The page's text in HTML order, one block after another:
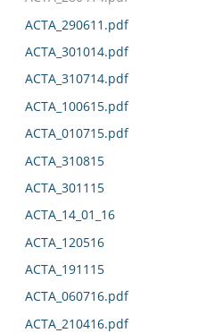
ACTA_290611.pdf
ACTA_301014.pdf
ACTA_310714.pdf
ACTA_100615.pdf
ACTA_010715.pdf
ACTA_310815
ACTA_301115
ACTA_14_01_16
ACTA_120516
ACTA_191115
ACTA_060716.pdf
ACTA_210416.pdf